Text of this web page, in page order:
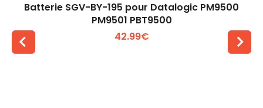
Batterie SGV-BY-195 pour Datalogic PM9500
PM9501 PBT9500
42.99€